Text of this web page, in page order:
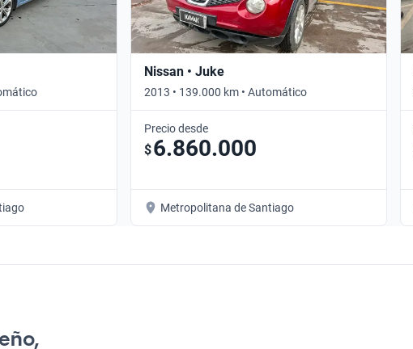
Nissan • Juke
2013 • 139.000 km • Automático
Precio desde
$6.860.000
Metropolitana de Santiago